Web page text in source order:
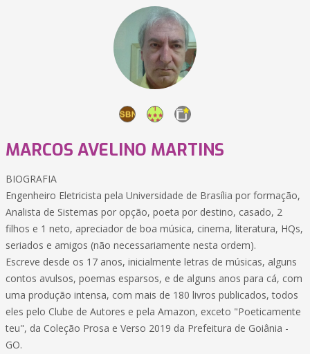
MARCOS AVELINO MARTINS
BIOGRAFIA
Engenheiro Eletricista pela Universidade de Brasília por formação,
Analista de Sistemas por opção, poeta por destino, casado, 2
filhos e 1 neto, apreciador de boa música, cinema, literatura, HQs,
seriados e amigos (não necessariamente nesta ordem).
Escreve desde os 17 anos, inicialmente letras de músicas, alguns
contos avulsos, poemas esparsos, e de alguns anos para cá, com
uma produção intensa, com mais de 180 livros publicados, todos
eles pelo Clube de Autores e pela Amazon, exceto "Poeticamente
teu", da Coleção Prosa e Verso 2019 da Prefeitura de Goiânia -
GO.